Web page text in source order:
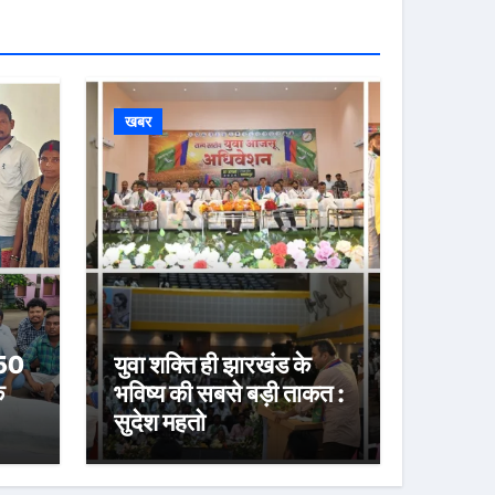
खबर
युवा शक्ति ही झारखंड के
भविष्य की सबसे बड़ी ताकत :
सुदेश महतो